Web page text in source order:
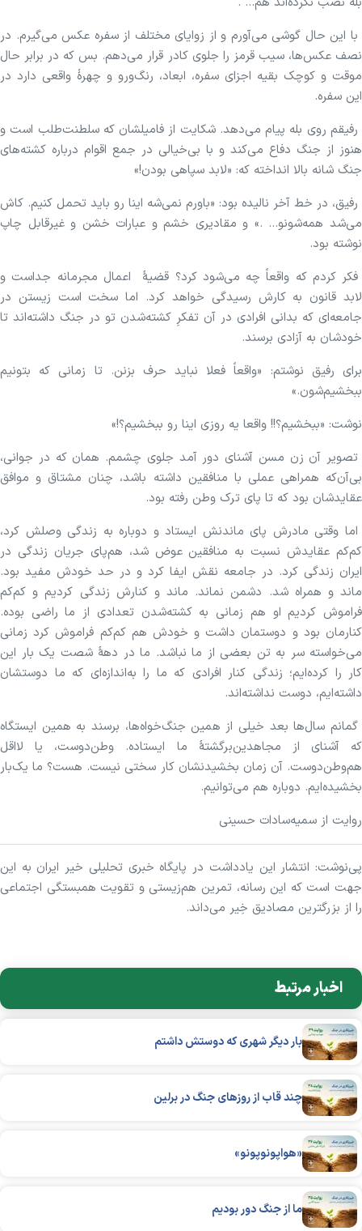
با این حال گوشی می‌‌آورم و از زوایای مختلف از سفره عکس می‌گیرم. در
نصف عکس‌ها، سیب قرمز را جلوی کادر قرار می‌دهم. بس که در برابر حال
موقت و کوچک بقیه اجزای سفره، ابعاد، رنگ‌و‌رو و چهرهٔ واقعی دارد در
این سفره.
رفیقم روی بله پیام می‌دهد. شکایت از فامیلشان که سلطنت‌طلب است و
هنوز از جنگ دفاع می‌کند و با بی‌خیالی در جمع اقوام درباره کشته‌های
جنگ شانه بالا انداخته که: «لابد سپاهی بودن!»
رفیق، در خط آخر نالیده بود: «باورم نمی‌شه اینا رو باید تحمل کنیم. کاش
می‌شد همه‌شونو... .» و مقادیری خشم و عبارات خشن و غیرقابل چاپ
نوشته بود.
فکر کردم که واقعاً چه می‌شود کرد؟ قضیهٔ اعمال مجرمانه جداست و
لابد قانون به کارش رسیدگی خواهد کرد. اما سخت است زیستن در
جامعه‌ای که بدانی افرادی در آن تفکرِ کشته‌شدن تو در جنگ داشته‌اند تا
خودشان به آزادی برسند.
برای رفیق نوشتم: «واقعاً فعلا نباید حرف بزنن. تا زمانی که بتونیم
ببخشیم‌شون.»
نوشت: «ببخشیم؟!! واقعا یه روزی اینا رو ببخشیم؟!»
تصویر آن زن مسن آشنای دور آمد جلوی چشمم. همان که در جوانی،
بی‌آن‌که همراهی عملی با منافقین داشته باشد، چنان مشتاق و موافق
عقایدشان بود که تا پای ترک وطن رفته بود.
اما وقتی مادرش پای ماندنش ایستاد و دوباره به زندگی وصلش کرد،
کم‌کم عقایدش نسبت به منافقین عوض شد، هم‌پای جریان زندگی در
ایران زندگی کرد. در جامعه نقش ایفا کرد و در حد خودش مفید بود.
ماند و همراه شد. دشمن نماند. ماند و کنارش زندگی کردیم و کم‌کم
فراموش کردیم او هم زمانی به کشته‌شدن تعدادی از ما راضی بوده.
کنارمان بود و دوستمان داشت و خودش هم کم‌کم فراموش کرد زمانی
می‌خواسته سر به تن بعضی از ما نباشد. ما در دههٔ شصت یک بار این
کار را کرده‌ایم؛ زندگی کنار افرادی که ما را به‌اندازه‌ای که ما دوستشان
داشته‌ایم، دوست نداشته‌اند.
گمانم سال‌ها بعد خیلی از همین جنگ‌خواه‌ها، برسند به همین ایستگاه
که آشنای از مجاهدین‌برگشتهٔ ما ایستاده. وطن‌دوست، یا لااقل
هم‌وطن‌دوست. آن زمان بخشیدنشان کار سختی نیست. هست؟‌ ما یک‌بار
بخشیده‌ایم. دوباره هم می‌توانیم.
روایت از سمیه‌سادات حسینی
پی‌نوشت: انتشار این یادداشت در پایگاه خبری تحلیلی خیر ایران به این
جهت است که این رسانه، تمرین هم‌زیستی و تقویت همبستگی اجتماعی
را از بزرگترین مصادیق خِیر می‌داند.
اخبار مرتبط
بار دیگر شهری که دوستش داشتم
چند قاب از روزهای جنگ در برلین
«هواپونوپونو»
ما از جنگ دور بودیم